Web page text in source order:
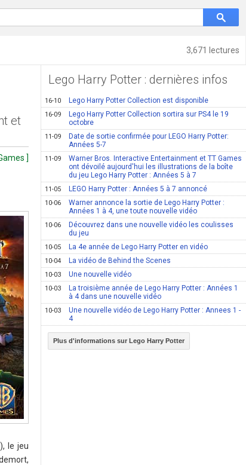
3,671 lectures
et
]
le jeu
Lego Harry Potter : dernières infos
16-10 Lego Harry Potter Collection est disponible
16-09
Lego Harry Potter Collection sortira sur PS4 le 19
octobre
11-09
Date de sortie confirmée pour LEGO Harry Potter:
Années 5-7
11-09
Warner Bros. Interactive Entertainment et TT Games
ont dévoilé aujourd'hui les illustrations de la boîte
du jeu Lego Harry Potter : Années 5 à 7
11-05 LEGO Harry Potter : Années 5 à 7 annoncé
10-06
Warner annonce la sortie de Lego Harry Potter :
Années 1 à 4, une toute nouvelle vidéo
10-06
Découvrez dans une nouvelle vidéo les coulisses
du jeu
10-05 La 4e année de Lego Harry Potter en vidéo
10-04 La vidéo de Behind the Scenes
10-03 Une nouvelle vidéo
10-03
La troisième année de Lego Harry Potter : Années 1
à 4 dans une nouvelle vidéo
10-03
Une nouvelle vidéo de Lego Harry Potter : Annees 1 -
4
Plus d'informations sur Lego Harry Potter